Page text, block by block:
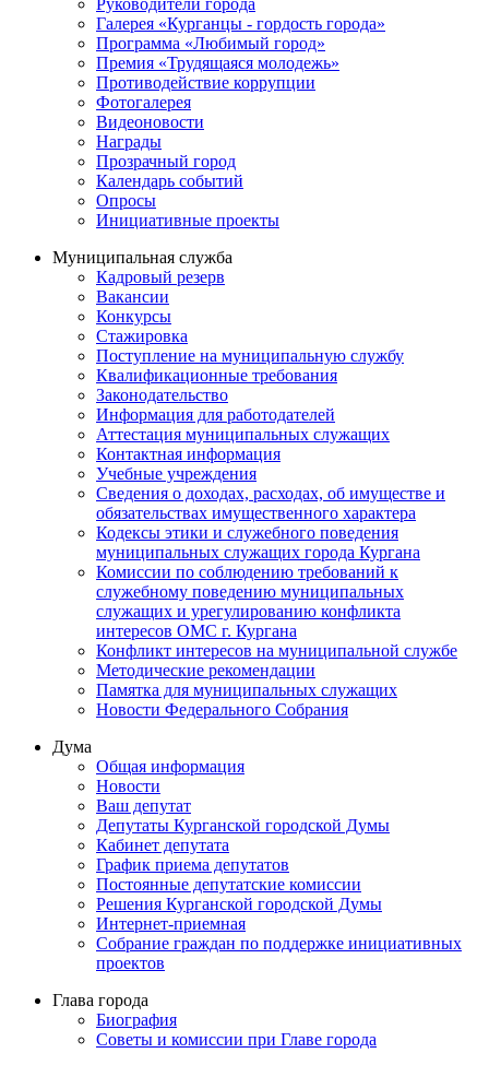
Галерея «Курганцы - гордость города»
Программа «Любимый город»
Премия «Трудящаяся молодежь»
Противодействие коррупции
Фотогалерея
Видеоновости
Награды
Прозрачный город
Календарь событий
Опросы
Инициативные проекты
Муниципальная служба
Кадровый резерв
Вакансии
Конкурсы
Стажировка
Поступление на муниципальную службу
Квалификационные требования
Законодательство
Информация для работодателей
Аттестация муниципальных служащих
Контактная информация
Учебные учреждения
Сведения о доходах, расходах, об имуществе и
обязательствах имущественного характера
Кодексы этики и служебного поведения
муниципальных служащих города Кургана
Комиссии по соблюдению требований к
служебному поведению муниципальных
служащих и урегулированию конфликта
интересов ОМС г. Кургана
Конфликт интересов на муниципальной службе
Методические рекомендации
Памятка для муниципальных служащих
Новости Федерального Cобрания
Дума
Общая информация
Новости
Ваш депутат
Депутаты Курганской городской Думы
Кабинет депутата
График приема депутатов
Постоянные депутатские комиссии
Решения Курганской городской Думы
Интернет-приемная
Собрание граждан по поддержке инициативных
проектов
Глава города
Биография
Советы и комиссии при Главе города